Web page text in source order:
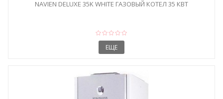
NAVIEN DELUXE 35K WHITE ГАЗОВЫЙ КОТЕЛ 35 КВТ
ЕЩЕ